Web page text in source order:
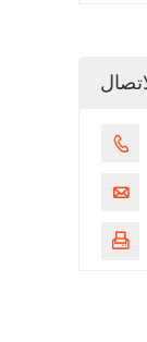


